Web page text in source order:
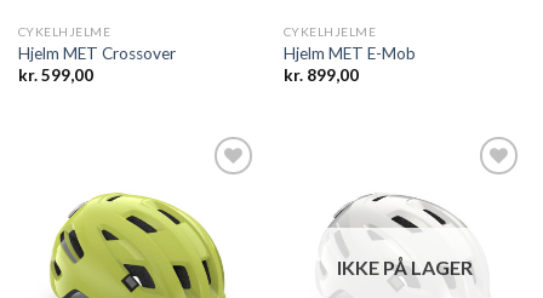
CYKELHJELME
Hjelm MET Crossover
kr.599,00
CYKELHJELME
Hjelm MET E-Mob
kr.899,00
Add to
wishlist
IKKE PÅ LAGER